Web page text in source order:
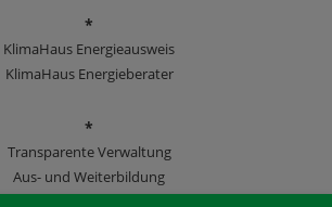
*
KlimaHaus Energieausweis
KlimaHaus Energieberater
*
Transparente Verwaltung
Aus- und Weiterbildung